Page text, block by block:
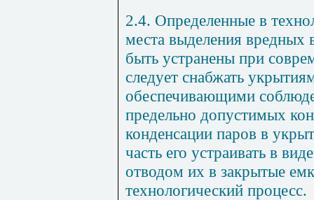
2.4. Определенные в
места выделения вредных
быть устранены при
следует снабжать
обеспечивающими
предельно допустимых
конденсации паров в
часть его устраивать в
отводом их в закрытые
технологический процесс.